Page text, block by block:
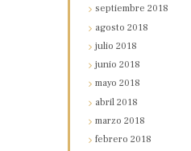
septiembre2018
agosto2018
julio2018
junio2018
mayo2018
abril2018
marzo2018
febrero2018